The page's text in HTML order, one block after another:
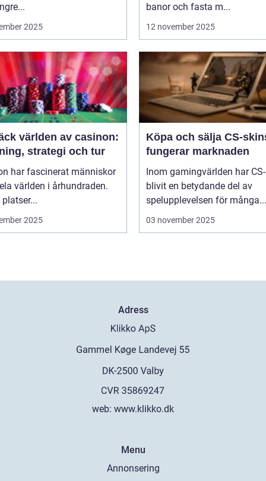
2025
banor och fasta m...
12 november 2025
världen av casinon:
strategi och tur
har fascinerat människor
världen i århundraden.
2025
Köpa och sälja CS-
fungerar marknaden
Inom gamingvärlden har
blivit en betydande del av
spelupplevelsen för många...
03 november 2025
Adress
web: www.klikko.dk
Menu
Annonsering